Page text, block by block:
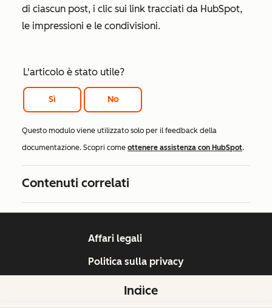
di ciascun post, i clic sui link tracciati da HubSpot,
le impressioni e le condivisioni.
L'articolo è stato utile?
Sì No
Questo modulo viene utilizzato solo per il feedback della
documentazione. Scopri come ottenere assistenza con HubSpot.
Contenuti correlati
Indice
Affari legali
Politica sulla privacy
Gestisci cookie